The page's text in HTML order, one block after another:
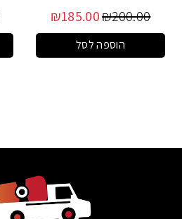
₪200.00
₪185.00
הוספה לסל